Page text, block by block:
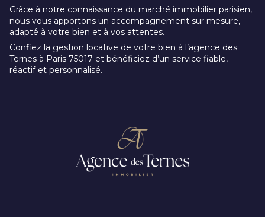
Grâce à notre connaissance du marché immobilier parisien,
nous vous apportons un accompagnement sur mesure,
adapté à votre bien et à vos attentes.
Confiez la gestion locative de votre bien à l’agence des
Ternes à Paris 75017 et bénéficiez d’un service fiable,
réactif et personnalisé.